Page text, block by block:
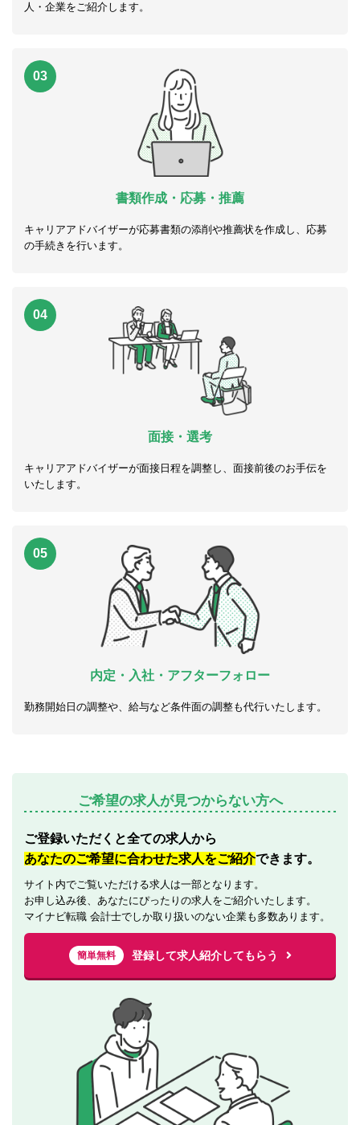
人・企業をご紹介します。
03
書類作成・応募・推薦
キャリアアドバイザーが応募書類の添削や推薦状を作成し、応募
の手続きを行います。
04
面接・選考
キャリアアドバイザーが面接日程を調整し、面接前後のお手伝を
いたします。
05
内定・入社・アフターフォロー
勤務開始日の調整や、給与など条件面の調整も代行いたします。
ご希望の求人が見つからない方へ
ご登録いただくと全ての求人から
あなたのご希望に合わせた求人をご紹介できます。
サイト内でご覧いただける求人は一部となります。
お申し込み後、あなたにぴったりの求人をご紹介いたします。
マイナビ転職 会計士でしか取り扱いのない企業も多数あります。
簡単無料 登録して求人紹介してもらう